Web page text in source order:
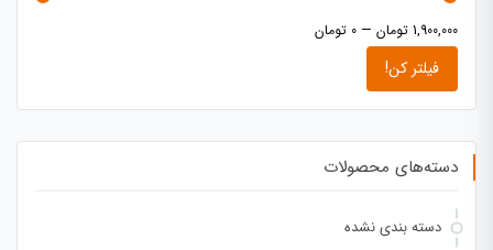
1,900,000 تومان — 0 تومان
فیلتر کن!
دسته‌های محصولات
دسته بندی نشده